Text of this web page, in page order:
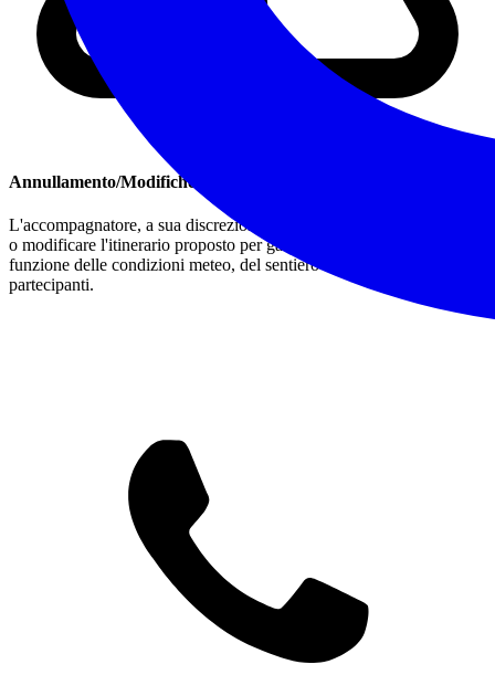
Annullamento/Modifiche
L'accompagnatore, a sua discrezione, si riserva il diritto di annullare
o modificare l'itinerario proposto per garantire la sicurezza, in
funzione delle condizioni meteo, del sentiero o degli stessi
partecipanti.